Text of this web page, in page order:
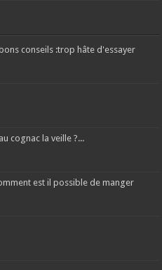
conseils :trop hâte d'essayer
cognac la veille ?...
est il possible de manger